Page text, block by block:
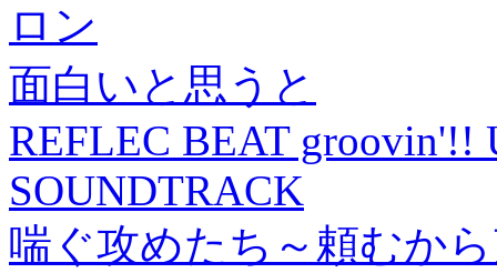
ロン
面白いと思うと
REFLEC BEAT groovin'!!
SOUNDTRACK
喘ぐ攻めたち～頼むか